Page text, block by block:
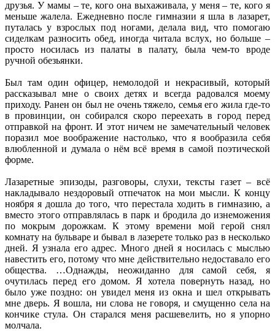
друзья. У мамы – те, кого она выхаживала, у меня – те, кого я
меньше жалела. Ежедневно после гимназии я шла в лазарет,
путалась у взрослых под ногами, делала вид, что помогаю
сиделкам разносить обед, иногда читала вслух, но больше –
просто носилась из палаты в палату, была чем-то вроде
ручной обезьянки.
Был там один офицер, немолодой и некрасивый, который
рассказывал мне о своих детях и всегда радовался моему
приходу. Ранен он был не очень тяжело, семья его жила где-то
в провинции, он собирался скоро переехать в город перед
отправкой на фронт. И этот ничем не замечательный человек
поразил мое воображение настолько, что я вообразила себя
влюбленной и думала о нём всё время в самой поэтической
форме.
Лазаретные эпизоды, разговоры, слухи, тексты газет – всё
накладывало нездоровый отпечаток на мои мысли. К концу
ноября я дошла до того, что перестала ходить в гимназию, а
вместо этого отправлялась в парк и бродила до изнеможения
по мокрым дорожкам. К этому времени мой герой снял
комнату на бульваре и бывал в лазерете только раз в несколько
дней. Я узнала его адрес. Много дней я носилась с мыслью
навестить его, потому что мне действительно недоставало его
общества. …Однажды, неожиданно для самой себя, я
очутилась перед его домом. Я хотела повернуть назад, но
было уже поздно: он увидел меня из окна и шел открывать
мне дверь. Я вошла, ни слова не говоря, и смущенно села на
кончике стула. Он старался меня расшевелить, но я упорно
молчала.